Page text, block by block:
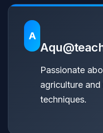
A
Passionate
agriculture
techniques.